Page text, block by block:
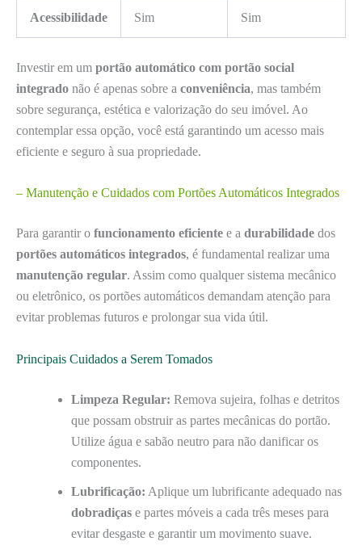
Acessibilidade Sim Sim
Investir em um portão automático com portão social
integrado não é apenas sobre a conveniência, mas também
sobre segurança, estética e valorização do seu imóvel. Ao
contemplar essa opção, você está garantindo um acesso mais
eficiente e seguro à sua propriedade.
– Manutenção e Cuidados com Portões Automáticos Integrados
Para garantir o funcionamento eficiente e a durabilidade dos
portões automáticos integrados, é fundamental realizar uma
manutenção regular. Assim como qualquer sistema mecânico
ou eletrônico, os portões automáticos demandam atenção para
evitar problemas futuros e prolongar sua vida útil.
Principais Cuidados a Serem Tomados
Limpeza Regular: Remova sujeira, folhas e detritos
que possam obstruir as partes mecânicas do portão.
Utilize água e sabão neutro para não danificar os
componentes.
Lubrificação: Aplique um lubrificante adequado nas
dobradiças e partes móveis a cada três meses para
evitar desgaste e garantir um movimento suave.